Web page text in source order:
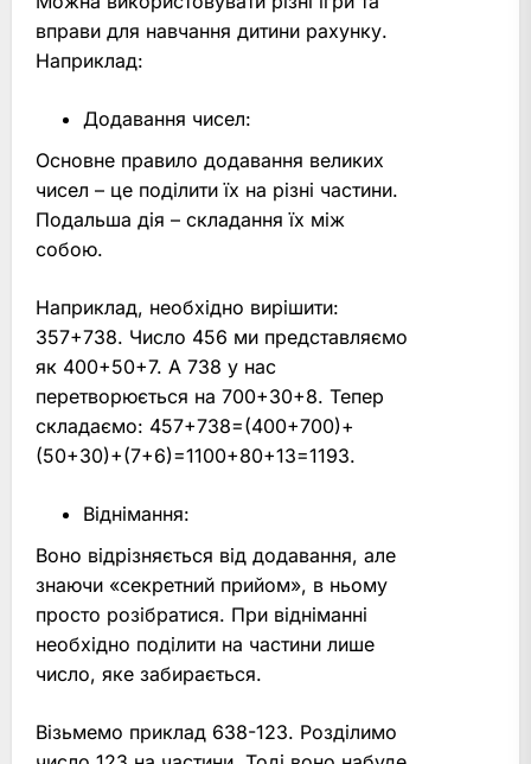
вправи для навчання дитини рахунку.
Наприклад:
Додавання чисел:
Основне правило додавання великих
чисел – це поділити їх на різні частини.
Подальша дія – складання їх між
собою.
Наприклад, необхідно вирішити:
357+738. Число 456 ми представляємо
як 400+50+7. А 738 у нас
перетворюється на 700+30+8. Тепер
складаємо: 457+738=(400+700)+
(50+30)+(7+6)=1100+80+13=1193.
Віднімання:
Воно відрізняється від додавання, але
знаючи «секретний прийом», в ньому
просто розібратися. При відніманні
необхідно поділити на частини лише
число, яке забирається.
Візьмемо приклад 638-123. Розділимо